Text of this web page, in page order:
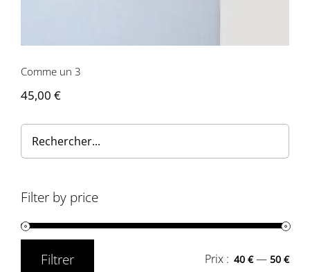
Comme un 3
45,00 €
Filter by price
Filtrer Prix : 40 €—50 €